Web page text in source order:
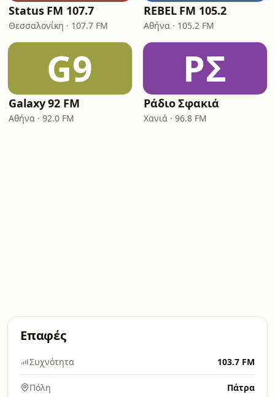
Status FM 107.7
Θεσσαλονίκη · 107.7 FM
REBEL FM 105.2
Αθήνα · 105.2 FM
G9
Galaxy 92 FM
Αθήνα · 92.0 FM
ΡΣ
Ράδιο Σφακιά
Χανιά · 96.8 FM
Επαφές
Συχνότητα 103.7 FM
Πόλη Πάτρα